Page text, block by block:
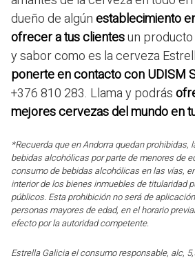
dueño de algúnestablecimiento
ofrecer a tus clientesun
y sabor como es la cerveza
ponerte en contacto con UDISM
+376 810 283. Llama y podrás
mejores cervezas del mundo en
*Recuerda que en Andorra quedan prohibidas,
bebidas alcohólicas por parte de menores de
consumo de bebidas alcohólicas en las vías,
interior de los bienes inmuebles de titularidad
públicos. Esta prohibición no será de
personas mayores de edad, en el horario
efecto por la autoridad competente.
Estrella Galicia el consumo responsable, alc,